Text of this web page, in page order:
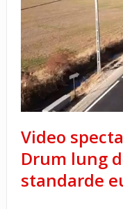
Video
Drum lung
standarde